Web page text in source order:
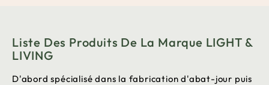
Liste Des Produits De La Marque LIGHT &
LIVING
D'abord spécialisé dans la fabrication d'abat-jour puis